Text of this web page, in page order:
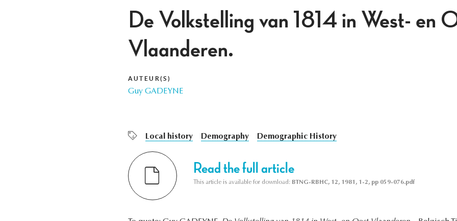
De Volkstelling van 1814 in West- en
Vlaanderen.
AUTEUR(S)
Guy GADEYNE
Local history Demography Demographic History
Read the full article
This article is available for download: BTNG-RBHC, 12, 1981, 1-2, pp 059-076.pdf